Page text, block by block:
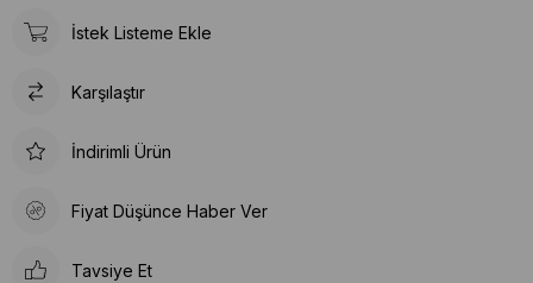
İstek Listeme Ekle
Karşılaştır
İndirimli Ürün
Fiyat Düşünce Haber Ver
Tavsiye Et